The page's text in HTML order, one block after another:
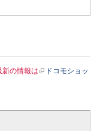
の情報は
ドコモショッ